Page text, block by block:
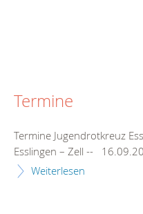
Termine
Termine Jugendrotkreuz
Esslingen – Zell --
Weiterlesen